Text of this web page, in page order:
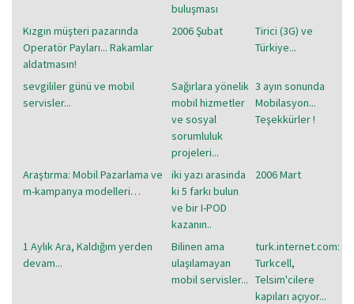
buluşması
Kızgın müşteri pazarında
Operatör Payları... Rakamlar
aldatmasın!
2006 Şubat
Tirici (3G) ve
Türkiye...
sevgililer günü ve mobil
servisler...
Sağırlara yönelik
mobil hizmetler
ve sosyal
sorumluluk
projeleri...
3 ayın sonunda
Mobilasyon...
Teşekkürler !
Araştırma: Mobil Pazarlama ve
m-kampanya modelleri…
iki yazı arasinda
ki 5 farkı bulun
ve bir I-POD
kazanın..
2006 Mart
1 Aylık Ara, Kaldığım yerden
devam...
Bilinen ama
ulaşılamayan
mobil servisler...
turk.internet.com:
Turkcell,
Telsim'cilere
kapıları açıyor...